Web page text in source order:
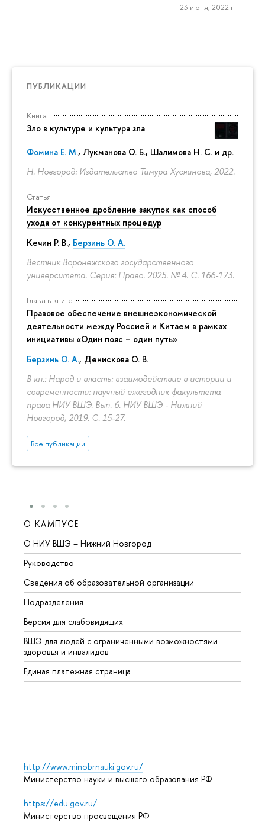
ПУБЛИКАЦИИ
Книга
Зло в культуре и культура зла
Фомина Е. М., Лукманова О. Б., Шалимова Н. С. и др.
Н. Новгород: Издательство Тимура Хусяинова, 2022.
Статья
Искусственное дробление закупок как способ
ухода от конкурентных процедур
Кечин Р. В., Берзинь О. А.
Вестник Воронежского государственного
университета. Серия: Право. 2025. № 4. С. 166-173.
Глава в книге
Правовое обеспечение внешнеэкономической
деятельности между Россией и Китаем в рамках
инициативы «Один пояс – один путь»
Берзинь О. А., Денискова О. В.
В кн.: Народ и власть: взаимодействие в истории и
современности: научный ежегодник факультета
права НИУ ВШЭ. Вып. 6. НИУ ВШЭ - Нижний
Новгород, 2019. С. 15-27.
Все публикации
23 июня, 2022 г.
О КАМПУСЕ
О НИУ ВШЭ – Нижний Новгород
Руководство
Сведения об образовательной организации
Подразделения
Версия для слабовидящих
ВШЭ для людей с ограниченными возможностями
здоровья и инвалидов
Единая платежная страница
http://www.minobrnauki.gov.ru/
Министерство науки и высшего образования РФ
https://edu.gov.ru/
Министерство просвещения РФ